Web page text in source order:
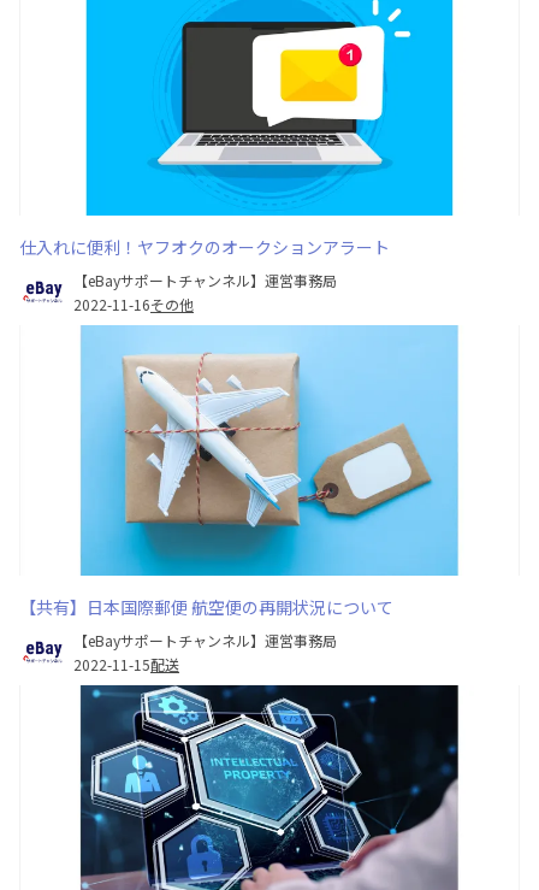
仕入れに便利！ヤフオクのオークションアラート
【eBayサポートチャンネル】運営事務局
2022-11-16その他
【共有】日本国際郵便 航空便の再開状況について
【eBayサポートチャンネル】運営事務局
2022-11-15配送